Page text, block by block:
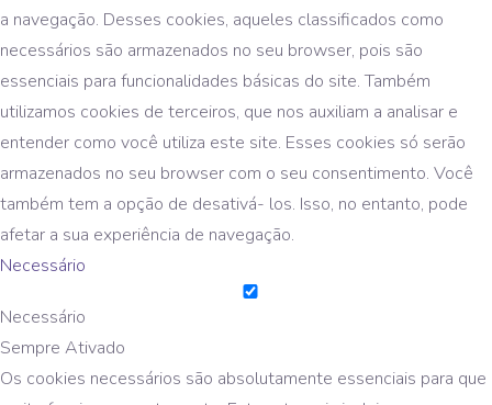
a navegação. Desses cookies, aqueles classificados como
necessários são armazenados no seu browser, pois são
essenciais para funcionalidades básicas do site. Também
utilizamos cookies de terceiros, que nos auxiliam a analisar e
entender como você utiliza este site. Esses cookies só serão
armazenados no seu browser com o seu consentimento. Você
também tem a opção de desativá- los. Isso, no entanto, pode
afetar a sua experiência de navegação.
Necessário
Necessário
Sempre Ativado
Os cookies necessários são absolutamente essenciais para que